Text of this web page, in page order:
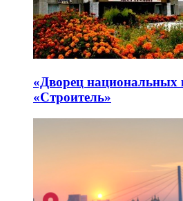
«Дворец национальных
«Строитель»